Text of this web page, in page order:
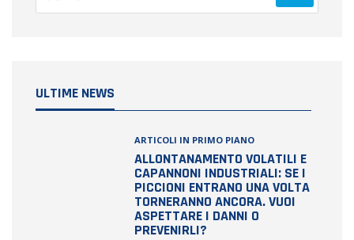
ULTIME NEWS
ARTICOLI IN PRIMO PIANO
ALLONTANAMENTO VOLATILI E
CAPANNONI INDUSTRIALI: SE I
PICCIONI ENTRANO UNA VOLTA
TORNERANNO ANCORA. VUOI
ASPETTARE I DANNI O
PREVENIRLI?